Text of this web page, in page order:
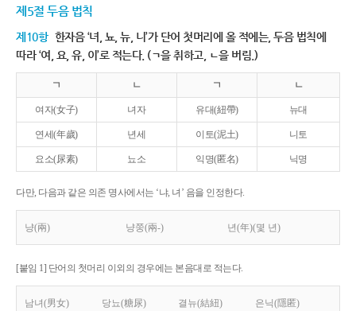
제5절 두음 법칙
제10항 한자음 ‘녀, 뇨, 뉴, 니’가 단어 첫머리에 올 적에는, 두음 법칙에
따라 ‘여, 요, 유, 이’로 적는다. (ㄱ을 취하고, ㄴ을 버림.)
ㄱ ㄴ ㄱ ㄴ
여자(女子) 녀자 유대(紐帶) 뉴대
연세(年歲) 년세 이토(泥土) 니토
요소(尿素) 뇨소 익명(匿名) 닉명
다만, 다음과 같은 의존 명사에서는 ‘냐, 녀’ 음을 인정한다.
냥(兩) 냥쭝(兩-) 년(年)(몇 년)
[붙임 1] 단어의 첫머리 이외의 경우에는 본음대로 적는다.
남녀(男女) 당뇨(糖尿) 결뉴(結紐) 은닉(隱匿)